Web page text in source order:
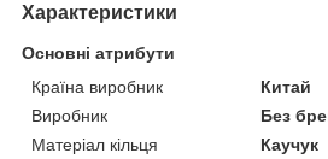
Характеристики
Основні атрибути
Країна виробник
Китай
Виробник
Без
Матеріал кільця
Каучук